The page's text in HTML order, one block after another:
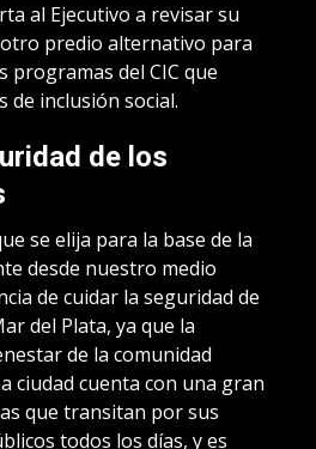
al Ejecutivo a revisar su
predio alternativo para
del CIC que
de inclusión social.
de los
se elija para la base de la
desde nuestro medio
de cuidar la seguridad de
del Plata, ya que la
de la comunidad
ciudad cuenta con una gran
que transitan por sus
todos los días, y es